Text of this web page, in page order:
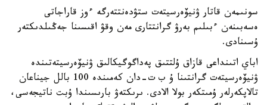
سونىمەن قاتار ۋنيۆەرسيتەت ستۋدەنتتەرگە ءوز قاراجاتى
ەسەبىنەن ءبىلىم بەرۋ گرانتتارى مەن وقۋ اقىسىنا جەڭىلدىكتەر
ۇسىنادى.
اباي اتىنداعى قازاق ۇلتتىق پەداگوگيكالىق ۋنيۆەرسيتەتىندە
ۋنيۆەرسيتەت گرانتىنا ۇ ب ت-دان كەمىندە 100 بالل جيناعان
تالاپكەرلەر ۇمىتكەر بولا الادى. ىرىكتەۋ بارىسىندا ۇبت ناتيجەسى،